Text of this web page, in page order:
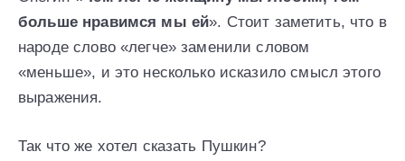
больше нравимся мы ей». Стоит заметить, что в
народе слово «легче» заменили словом
«меньше», и это несколько исказило смысл этого
выражения.
Так что же хотел сказать Пушкин?